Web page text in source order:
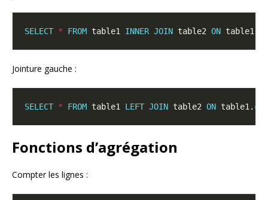
SELECT * FROM table1 INNER JOIN table2 ON table1.
Jointure gauche :
SELECT * FROM table1 LEFT JOIN table2 ON table1.
Fonctions d’agrégation
Compter les lignes :